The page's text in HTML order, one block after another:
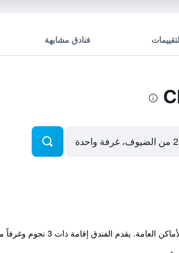
فنادق مشابهة
2 من الضيوف، غرفة واحدة
الفندق إقامة ذات 3 نجوم وغرفاً مكيفة.